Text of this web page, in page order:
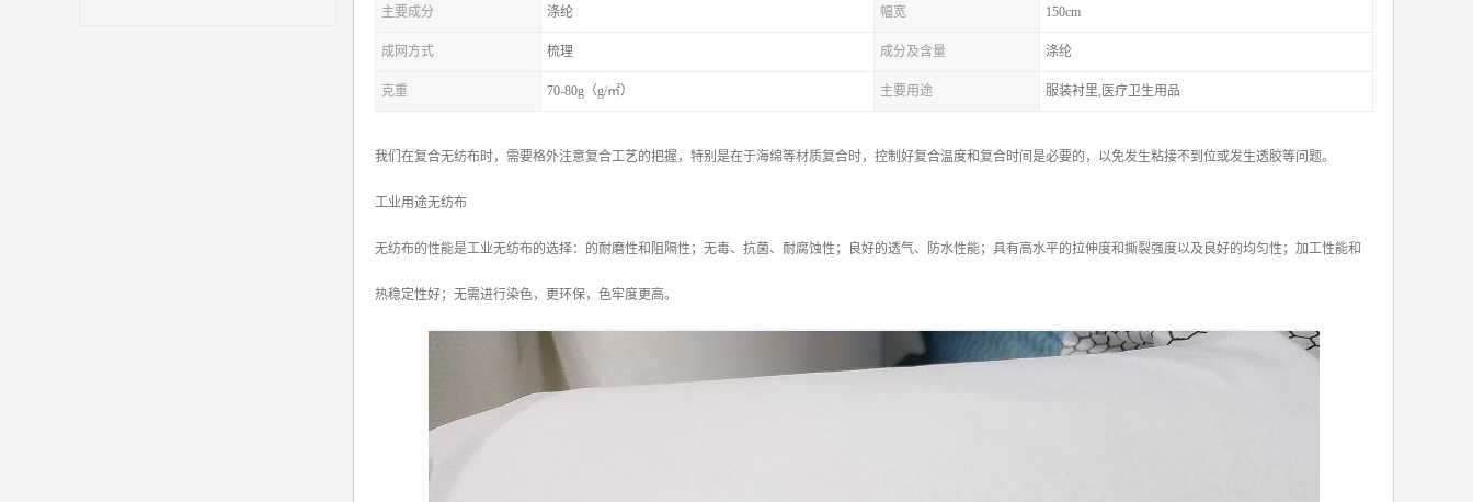
主要成分 涤纶 幅宽 150cm
成网方式 梳理 成分及含量 涤纶
克重 70-80g（g/㎡） 主要用途 服装衬里,医疗卫生用品
我们在复合无纺布时，需要格外注意复合工艺的把握，特别是在于海绵等材质复合时，控制好复合温度和复合时间是必要的，以免发生粘接不到位或发生透胶等问题。
工业用途无纺布
无纺布的性能是工业无纺布的选择：的耐磨性和阻隔性；无毒、抗菌、耐腐蚀性；良好的透气、防水性能；具有高水平的拉伸度和撕裂强度以及良好的均匀性；加工性能和
热稳定性好；无需进行染色，更环保，色牢度更高。